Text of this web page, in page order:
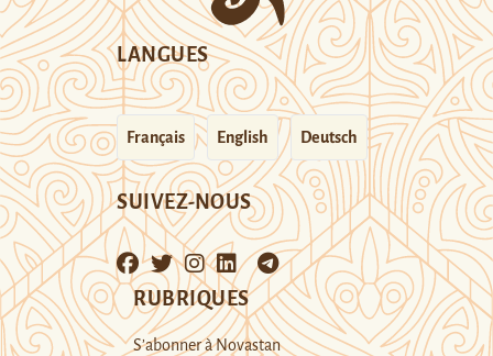
LANGUES
Français English Deutsch
SUIVEZ-NOUS
RUBRIQUES
S’abonner à Novastan